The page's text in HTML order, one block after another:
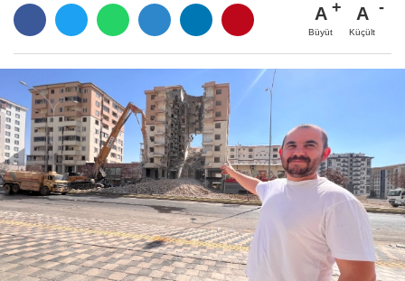
A
Büyüt
A
Küçült